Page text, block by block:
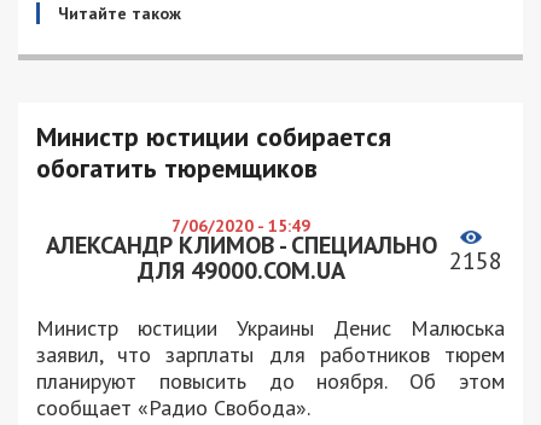
Читайте також
Министр юстиции собирается
обогатить тюремщиков
7/06/2020 - 15:49
АЛЕКСАНДР КЛИМОВ - СПЕЦИАЛЬНО
ДЛЯ 49000.COM.UA
2158
Министр юстиции Украины Денис Малюська
заявил, что зарплаты для работников тюрем
планируют повысить до ноября. Об этом
сообщает «Радио Свобода».